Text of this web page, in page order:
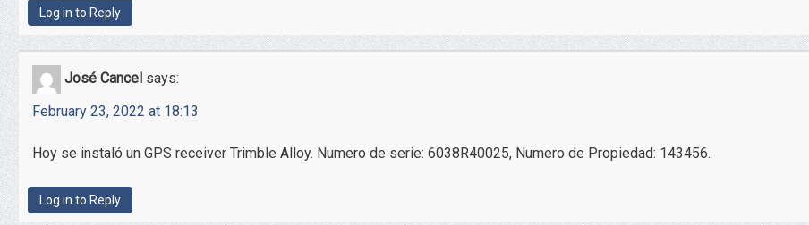
Log in to Reply
José Cancel says:
February 23, 2022 at 18:13
Hoy se instaló un GPS receiver Trimble Alloy. Numero de serie: 6038R40025, Numero de Propiedad: 143456.
Log in to Reply